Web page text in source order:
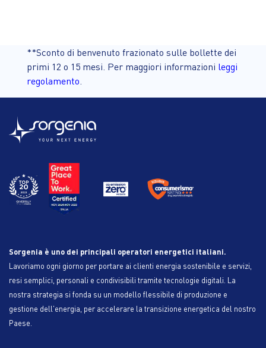
**Sconto di benvenuto frazionato sulle bollette dei
primi 12 o 15 mesi. Per maggiori informazioni leggi
regolamento
Sorgenia è uno dei principali operatori energetici italiani.
Lavoriamo ogni giorno per portare ai clienti energia sostenibile e servizi,
resi semplici, personali e condivisibili tramite tecnologie digitali. La
nostra strategia si fonda su un modello flessibile di produzione e
gestione dell'energia, per accelerare la transizione energetica del nostro
Paese.